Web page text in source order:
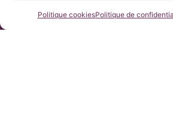
Politique cookiesPolitique de
compréhension à toute personne
Contactez-nous